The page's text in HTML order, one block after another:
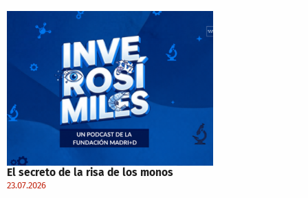
El secreto de la risa de los monos
23.07.2026